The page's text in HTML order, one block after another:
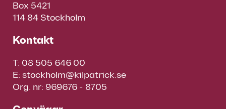
Box 5421
114 84 Stockholm
Kontakt
T: 08 505 646 00
E: stockholm@kilpatrick.se
Org. nr: 969676 - 8705